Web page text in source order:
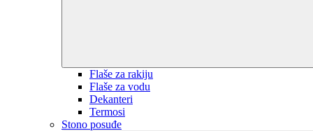
Flaše za rakiju
Flaše za vodu
Dekanteri
Termosi
Stono posuđe